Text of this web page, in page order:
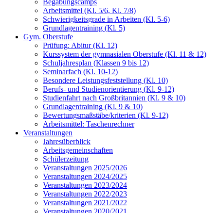
Arbeitsmittel (Kl. 5/6, Kl. 7/8)
Schwierigkeitsgrade in Arbeiten (Kl. 5-6)
Grundlagentraining (Kl. 5)
Gym. Oberstufe
Prüfung: Abitur (Kl. 12)
Kurssystem der gymnasialen Oberstufe (Kl. 11 & 12)
Schuljahresplan (Klassen 9 bis 12)
Seminarfach (Kl. 10-12)
Besondere Leistungsfeststellung (Kl. 10)
Berufs- und Studienorientierung (Kl. 9-12)
Studienfahrt nach Großbritannien (Kl. 9 & 10)
Grundlagentraining (Kl. 9 & 10)
Bewertungsmaßstäbe/kriterien (Kl. 9-12)
Arbeitsmittel: Taschenrechner
Veranstaltungen
Jahresüberblick
Arbeitsgemeinschaften
Schülerzeitung
Veranstaltungen 2025/2026
Veranstaltungen 2024/2025
Veranstaltungen 2023/2024
Veranstaltungen 2022/2023
Veranstaltungen 2021/2022
Veranstaltungen 2020/2021